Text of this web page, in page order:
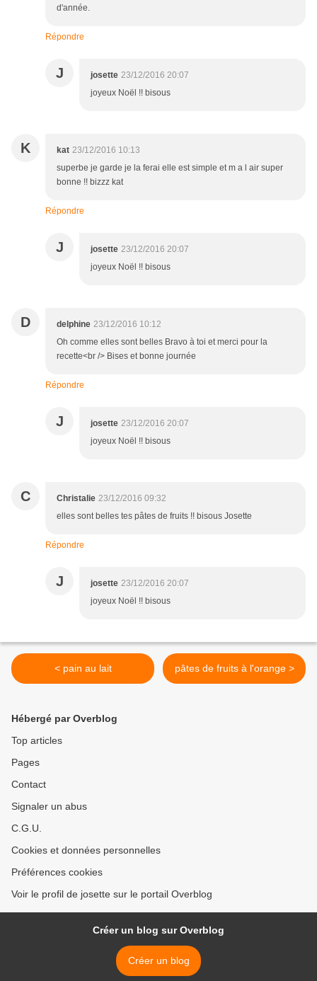
d'année.
Répondre
J josette 23/12/2016 20:07
joyeux Noël !! bisous
K kat 23/12/2016 10:13
superbe je garde je la ferai elle est simple et m a l air super
bonne !! bizzz kat
Répondre
J josette 23/12/2016 20:07
joyeux Noël !! bisous
D delphine 23/12/2016 10:12
Oh comme elles sont belles Bravo à toi et merci pour la
recette<br /> Bises et bonne journée
Répondre
J josette 23/12/2016 20:07
joyeux Noël !! bisous
C Christalie 23/12/2016 09:32
elles sont belles tes pâtes de fruits !! bisous Josette
Répondre
J josette 23/12/2016 20:07
joyeux Noël !! bisous
< pain au lait pâtes de fruits à l'orange >
Hébergé par Overblog
Top articles
Pages
Contact
Signaler un abus
C.G.U.
Cookies et données personnelles
Préférences cookies
Voir le profil de josette sur le portail Overblog
Créer un blog sur Overblog
Créer un blog